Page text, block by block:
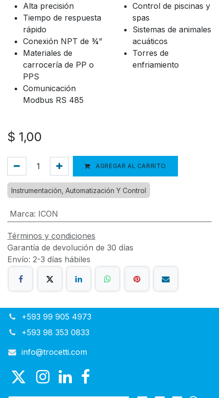
Alta precisión
Tiempo de respuesta
rápido
Conexión NPT de ¾”
Materiales de
carrocería de PP o
PPS
Comunicación
Modbus RS 485
Control de piscinas y
spas
Sistemas de animales
acuáticos
Torres de
enfriamiento
$ 1,00
AGREGAR AL CARRITO
Instrumentación, Automatización Y Control
Marca: ICON
Términos y condiciones
Garantía de devolución de 30 días
Envío: 2-3 días hábiles
+593 99 905 4973
+593 98 353 0833
info@trocetti.com